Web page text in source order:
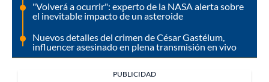
"Volverá a ocurrir": experto de la NASA alerta sobre
el inevitable impacto de un asteroide
Nuevos detalles del crimen de César Gastélum,
influencer asesinado en plena transmisión en vivo
PUBLICIDAD